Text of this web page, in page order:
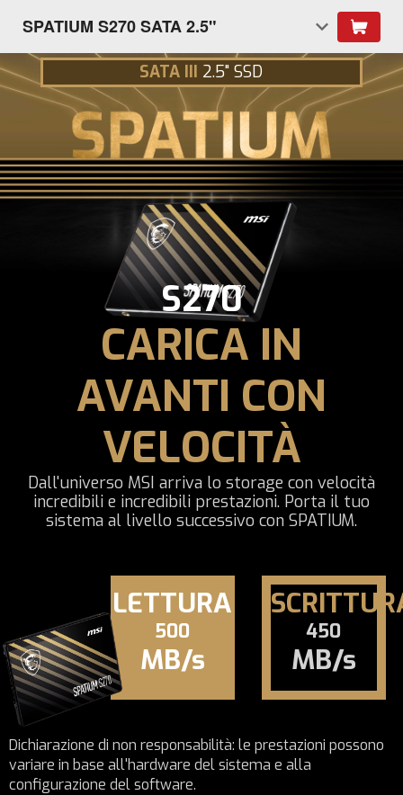
SPATIUM S270 SATA 2.5"
SATA III 2.5" SSD
S270
CARICA IN
AVANTI CON
VELOCITÀ
Dall'universo MSI arriva lo storage con velocità
incredibili e incredibili prestazioni. Porta il tuo
sistema al livello successivo con SPATIUM.
LETTURA
500
MB/s
450
MB/s
Dichiarazione di non responsabilità: le prestazioni possono
variare in base all'hardware del sistema e alla
configurazione del software.